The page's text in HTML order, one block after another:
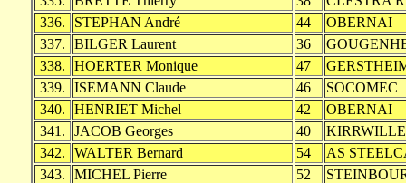
336.
STEPHAN André 44
OBERNAI
337.
BILGER Laurent 36
338.
HOERTER Monique 47
339.
ISEMANN Claude 46
SOCOMEC
340.
HENRIET Michel 42
OBERNAI
341.
JACOB Georges 40
342.
WALTER Bernard 54
AS
343.
MICHEL Pierre 52